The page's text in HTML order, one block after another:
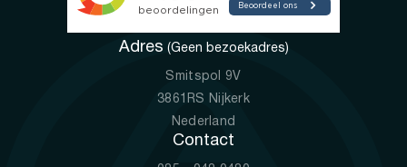
Adres (Geen bezoekadres)
Smitspol 9V
3861RS Nijkerk
Nederland
Contact